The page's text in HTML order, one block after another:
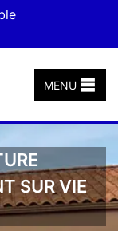
MENU
SUR VIE